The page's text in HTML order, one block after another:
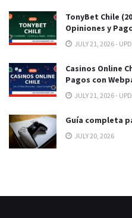
TonyBet Chile
Opiniones y
JULY 21, 2026 -
Casinos Online
Pagos con
JULY 21, 2026 -
Guía completa
JULY 20, 2026